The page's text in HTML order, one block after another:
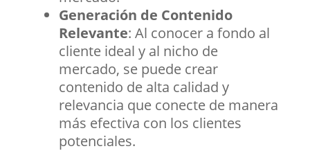
Generación de Contenido
Relevante: Al conocer a fondo al
cliente ideal y al nicho de
mercado, se puede crear
contenido de alta calidad y
relevancia que conecte de manera
más efectiva con los clientes
potenciales.